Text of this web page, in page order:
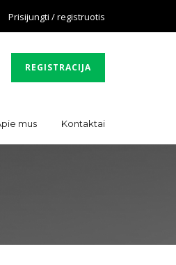
Prisijungti / registruotis
REGISTRACIJA
mus Kontaktai